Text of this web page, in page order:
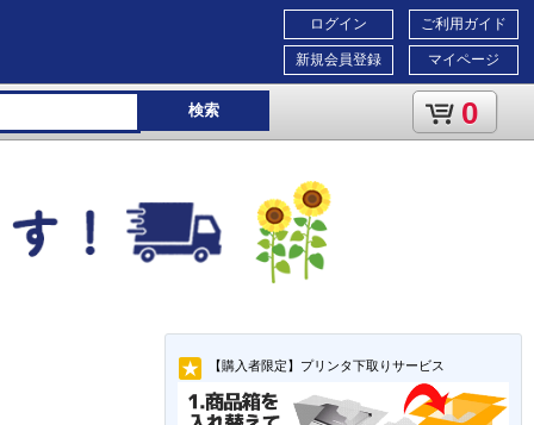
ご利用ガイド
マイページ
ログイン
新規会員登録
検索 0
【購入者限定】プリンタ下取りサービス